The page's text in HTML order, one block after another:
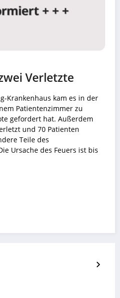
Verletzte
Krankenhaus kam es in der
Patientenzimmer zu
gefordert hat. Außerdem
und 70 Patienten
Teile des
Ursache des Feuers ist bis